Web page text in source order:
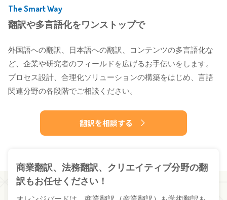
The Smart Way
翻訳や多言語化をワンストップで
外国語への翻訳、日本語への翻訳、コンテンツの多言語化な
ど、企業や研究者のフィールドを広げるお手伝いをします。
プロセス設計、合理化ソリューションの構築をはじめ、言語
関連分野の各段階でご相談ください。
翻訳を相談する
商業翻訳、法務翻訳、クリエイティブ分野の翻
訳もお任せください！